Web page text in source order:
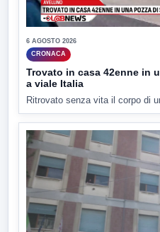
6 AGOSTO 2026
CRONACA
Trovato in casa 42enne in
a viale Italia
Ritrovato senza vita il corpo di